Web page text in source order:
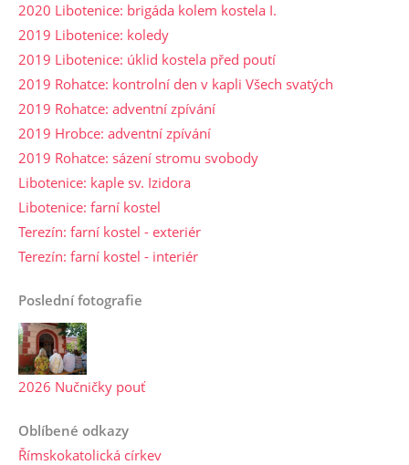
2020 Libotenice: brigáda kolem kostela I.
2019 Libotenice: koledy
2019 Libotenice: úklid kostela před poutí
2019 Rohatce: kontrolní den v kapli Všech svatých
2019 Rohatce: adventní zpívání
2019 Hrobce: adventní zpívání
2019 Rohatce: sázení stromu svobody
Libotenice: kaple sv. Izidora
Libotenice: farní kostel
Terezín: farní kostel - exteriér
Terezín: farní kostel - interiér
Poslední fotografie
2026 Nučničky pouť
Oblíbené odkazy
Římskokatolická církev